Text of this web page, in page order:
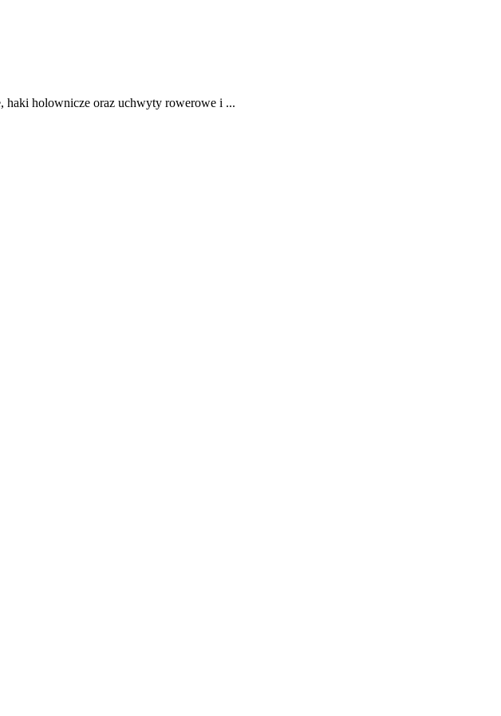
holownicze oraz uchwyty rowerowe i ...